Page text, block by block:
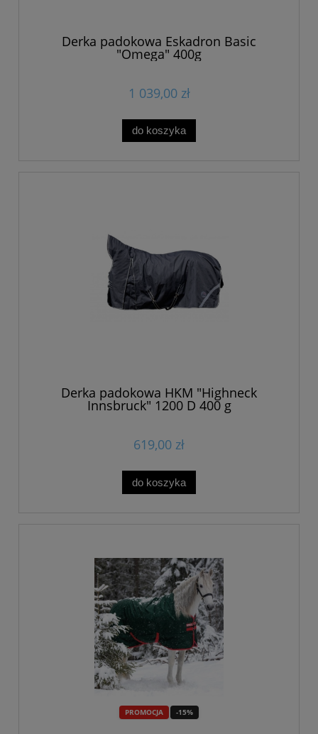
Derka padokowa Eskadron Basic
"Omega" 400g
1 039,00 zł
do koszyka
Derka padokowa HKM "Highneck
Innsbruck" 1200 D 400 g
619,00 zł
do koszyka
PROMOCJA -15%